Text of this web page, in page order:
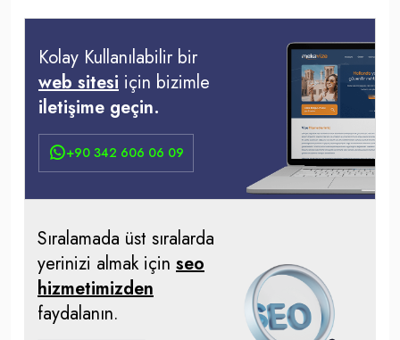
Kolay Kullanılabilir bir
web sitesi için bizimle
iletişime geçin.
+90 342 606 06 09
Sıralamada üst sıralarda
yerinizi almak için seo
hizmetimizden
faydalanın.